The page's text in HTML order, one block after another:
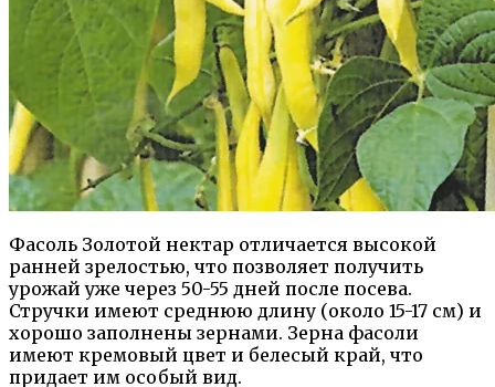
Фасоль Золотой нектар отличается высокой
ранней зрелостью, что позволяет получить
урожай уже через 50-55 дней после посева.
Стручки имеют среднюю длину (около 15-17 см) и
хорошо заполнены зернами. Зерна фасоли
имеют кремовый цвет и белесый край, что
придает им особый вид.